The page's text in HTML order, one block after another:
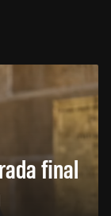
final